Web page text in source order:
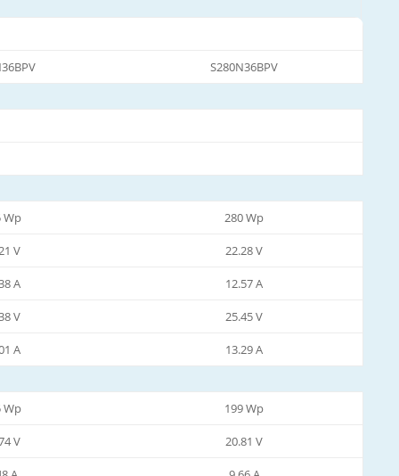
S280N36BPV
Wp 280 Wp
V 22.28 V
A 12.57 A
V 25.45 V
A
13.29 A
Wp 199 Wp
V 20.81 V